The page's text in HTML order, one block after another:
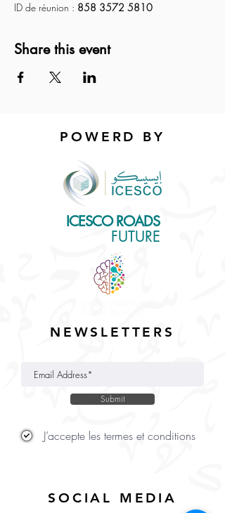
ID de réunion : 858 3572 5810
Share this event
POWERD BY
ICESCO ROADS
FUTURE
NEWSLETTERS
Submit
J’accepte les termes et conditions
SOCIAL MEDIA